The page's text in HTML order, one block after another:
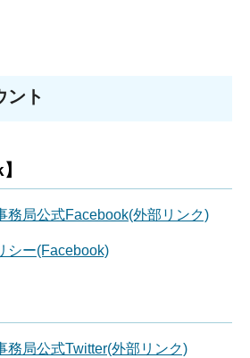
ント
務局公式Facebook(外部リンク)
シー(Facebook)
務局公式Twitter(外部リンク)